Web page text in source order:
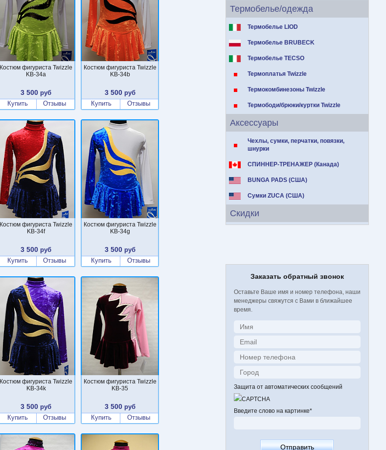
Термобелье/одежда
Термобелье LIOD
Термобелье BRUBECK
Термобелье TECSO
Термоплатья Twizzle
Термокомбинезоны Twizzle
Термободи/брюки/куртки Twizzle
Аксессуары
Чехлы, сумки, перчатки, повязки,
шнурки
СПИННЕР-ТРЕНАЖЕР (Канада)
BUNGA PADS (США)
Сумки ZUCA (США)
Скидки
Заказать обратный звонок
Оставьте Ваше имя и номер телефона, наши
менеджеры свяжутся с Вами в ближайшее
время.
Защита от автоматических сообщений
Введите слово на картинке*
Костюм фигуриста Twizzle
KB-34a
3 500 руб
Купить
Отзывы
Костюм фигуриста Twizzle
KB-34b
3 500руб
Купить
Отзывы
Костюм фигуриста Twizzle
KB-34f
3 500 руб
Купить
Отзывы
Костюм фигуриста Twizzle
KB-34g
3 500руб
Купить
Отзывы
Костюм фигуриста Twizzle
KB-34k
3 500 руб
Купить
Отзывы
Костюм фигуриста Twizzle
KB-35
3 500руб
Купить
Отзывы